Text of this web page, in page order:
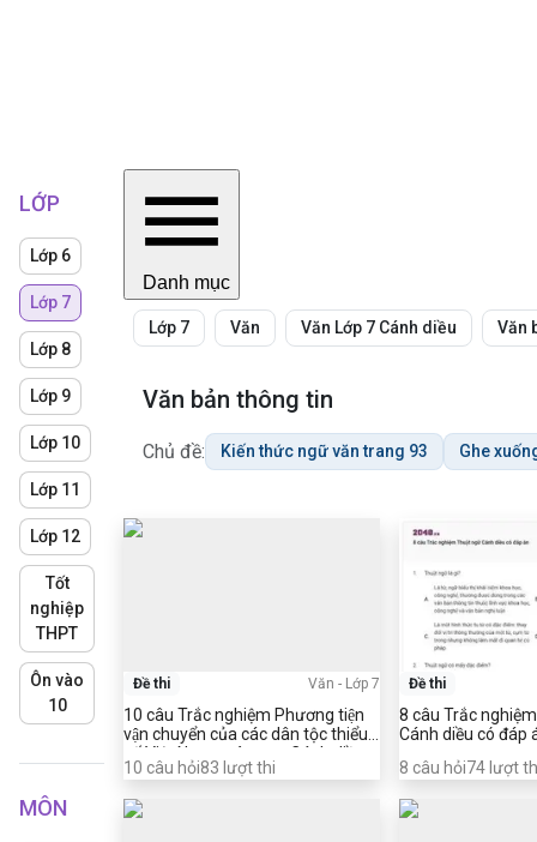
LỚP
Lớp 6
Lớp 7
Lớp 8
Lớp 9
Lớp 10
Lớp 11
Lớp 12
Tốt
nghiệp
THPT
Ôn vào
10
MÔN
Danh mục
Lớp 7 Văn Văn Lớp 7 Cánh diều Văn
Văn bản thông tin
Chủ đề: Kiến thức ngữ văn trang 93 Ghe
Đề thi Văn - Lớp 7
10 câu Trắc nghiệm Phương tiện
vận chuyển của các dân tộc thiểu
số Việt Nam ngày xưa Cánh diều
có đáp án
10 câu hỏi83 lượt thi
Đề thi
8 câu Trắc
Cánh diều có đáp
8 câu hỏi74 lượt